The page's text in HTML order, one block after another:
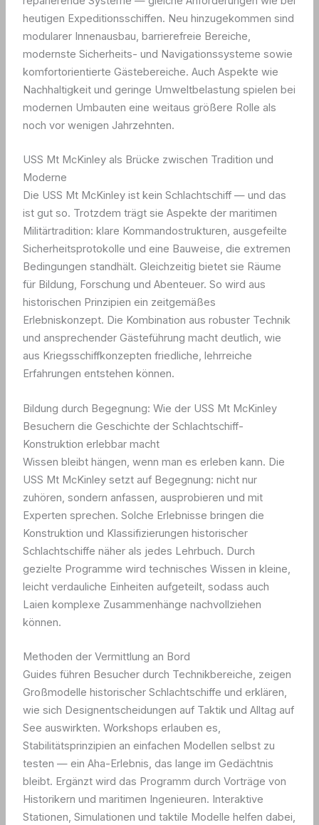
heutigen Expeditionsschiffen. Neu hinzugekommen sind
modularer Innenausbau, barrierefreie Bereiche,
modernste Sicherheits- und Navigationssysteme sowie
komfortorientierte Gästebereiche. Auch Aspekte wie
Nachhaltigkeit und geringe Umweltbelastung spielen bei
modernen Umbauten eine weitaus größere Rolle als
noch vor wenigen Jahrzehnten.
USS Mt McKinley als Brücke zwischen Tradition und
Moderne
Die USS Mt McKinley ist kein Schlachtschiff — und das
ist gut so. Trotzdem trägt sie Aspekte der maritimen
Militärtradition: klare Kommandostrukturen, ausgefeilte
Sicherheitsprotokolle und eine Bauweise, die extremen
Bedingungen standhält. Gleichzeitig bietet sie Räume
für Bildung, Forschung und Abenteuer. So wird aus
historischen Prinzipien ein zeitgemäßes
Erlebniskonzept. Die Kombination aus robuster Technik
und ansprechender Gästeführung macht deutlich, wie
aus Kriegsschiffkonzepten friedliche, lehrreiche
Erfahrungen entstehen können.
Bildung durch Begegnung: Wie der USS Mt McKinley
Besuchern die Geschichte der Schlachtschiff-
Konstruktion erlebbar macht
Wissen bleibt hängen, wenn man es erleben kann. Die
USS Mt McKinley setzt auf Begegnung: nicht nur
zuhören, sondern anfassen, ausprobieren und mit
Experten sprechen. Solche Erlebnisse bringen die
Konstruktion und Klassifizierungen historischer
Schlachtschiffe näher als jedes Lehrbuch. Durch
gezielte Programme wird technisches Wissen in kleine,
leicht verdauliche Einheiten aufgeteilt, sodass auch
Laien komplexe Zusammenhänge nachvollziehen
können.
Methoden der Vermittlung an Bord
Guides führen Besucher durch Technikbereiche, zeigen
Großmodelle historischer Schlachtschiffe und erklären,
wie sich Designentscheidungen auf Taktik und Alltag auf
See auswirkten. Workshops erlauben es,
Stabilitätsprinzipien an einfachen Modellen selbst zu
testen — ein Aha-Erlebnis, das lange im Gedächtnis
bleibt. Ergänzt wird das Programm durch Vorträge von
Historikern und maritimen Ingenieuren. Interaktive
Stationen, Simulationen und taktile Modelle helfen dabei,